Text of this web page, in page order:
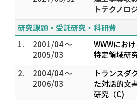
トテクノロ
研究課題・受託研究・科研費
1.
2001/04 ～
2005/03
WWWにお
特定領域研
2.
2004/04 ～
2006/03
トランスダ
た対話的文
研究（C)